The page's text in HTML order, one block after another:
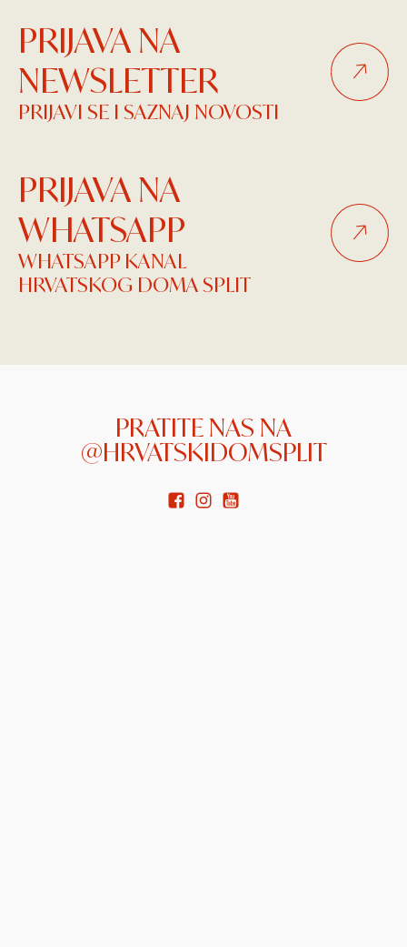
PRIJAVA NA
NEWSLETTER
PRIJAVI SE I SAZNAJ NOVOSTI
PRIJAVA NA
WHATSAPP
WHATSAPP KANAL
HRVATSKOG DOMA SPLIT
PRATITE NAS NA
@HRVATSKIDOMSPLIT